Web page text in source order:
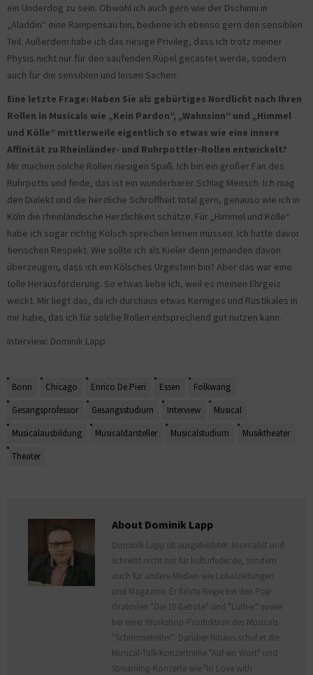
ein Underdog zu sein. Obwohl ich auch gern wie der Dschinni in
„Aladdin“ eine Rampensau bin, bediene ich ebenso gern den sensiblen
Teil. Außerdem habe ich das riesige Privileg, dass ich trotz meiner
Physis nicht nur für den saufenden Rüpel gecastet werde, sondern
auch für die sensiblen und leisen Sachen.
Eine letzte Frage: Haben Sie als gebürtiges Nordlicht nach Ihren
Rollen in Musicals wie „Kein Pardon“, „Wahnsinn“ und „Himmel
und Kölle“ mittlerweile eigentlich so etwas wie eine innere
Affinität zu Rheinländer- und Ruhrpottler-Rollen entwickelt?
Mir machen solche Rollen riesigen Spaß. Ich bin ein großer Fan des
Ruhrpotts und finde, das ist ein wunderbarer Schlag Mensch. Ich mag
den Dialekt und die herzliche Schroffheit total gern, genauso wie ich in
Köln die rheinländische Herzlichkeit schätze. Für „Himmel und Kölle“
habe ich sogar richtig Kölsch sprechen lernen müssen. Ich hatte davor
tierischen Respekt. Wie sollte ich als Kieler denn jemanden davon
überzeugen, dass ich ein Kölsches Urgestein bin? Aber das war eine
tolle Herausforderung. So etwas liebe ich, weil es meinen Ehrgeiz
weckt. Mir liegt das, da ich durchaus etwas Kerniges und Rustikales in
mir habe, das ich für solche Rollen entsprechend gut nutzen kann.
Interview: Dominik Lapp
Bonn Chicago Enrico De Pieri Essen
Folkwang
Gesangsprofessor
Gesangsstudium Interview
Musical
Musicalausbildung
Musicaldarsteller Musicalstudium
Musiktheater
Theater
About Dominik Lapp
Dominik Lapp ist ausgebildeter Journalist und
schreibt nicht nur für kulturfeder.de, sondern
auch für andere Medien wie Lokalzeitungen
und Magazine. Er führte Regie bei den Pop-
Oratorien "Die 10 Gebote" und "Luther" sowie
bei einer Workshop-Produktion des Musicals
"Schimmelreiter". Darüber hinaus schuf er die
Musical-Talk-Konzertreihe "Auf ein Wort" und
Streaming-Konzerte wie "In Love with